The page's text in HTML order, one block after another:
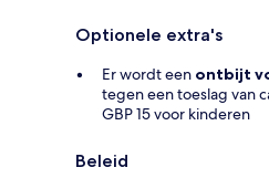
Optionele extra's
Er wordt een ontbijt
tegen een toeslag van
GBP 15 voor kinderen
Beleid